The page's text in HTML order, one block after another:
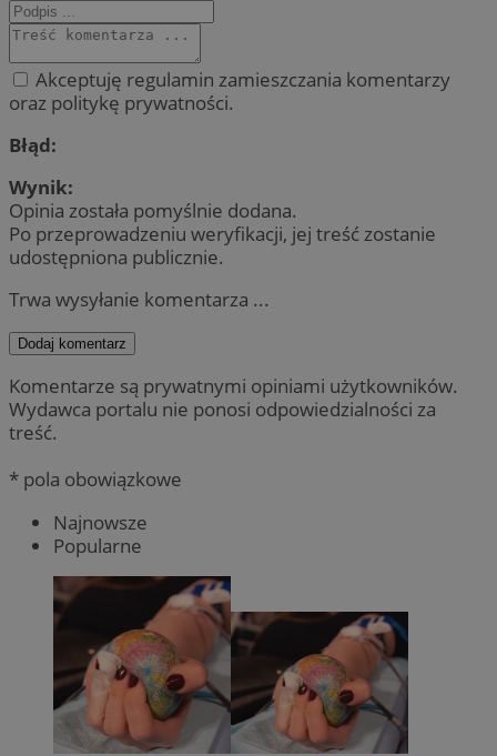
Akceptuję regulamin zamieszczania komentarzy
oraz politykę prywatności.
Błąd:
Wynik:
Opinia została pomyślnie dodana.
Po przeprowadzeniu weryfikacji, jej treść zostanie
udostępniona publicznie.
Trwa wysyłanie komentarza ...
Dodaj komentarz
Komentarze są prywatnymi opiniami użytkowników.
Wydawca portalu nie ponosi odpowiedzialności za
treść.
* pola obowiązkowe
Najnowsze
Popularne